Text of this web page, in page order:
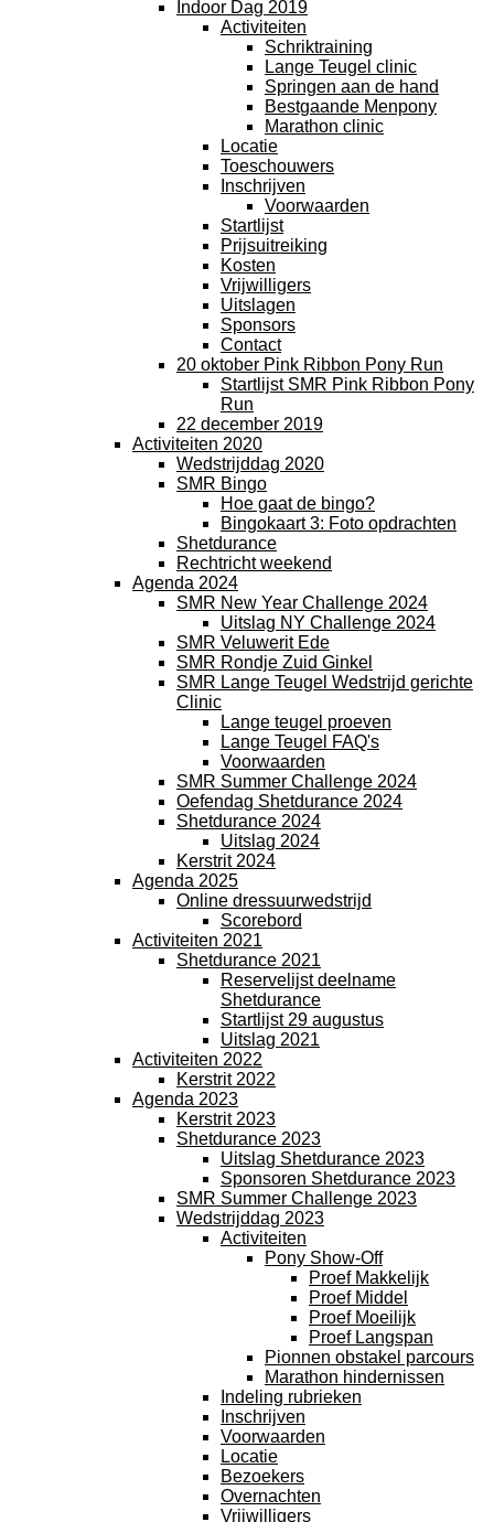
Indoor Dag 2019
Activiteiten
Schriktraining
Lange Teugel clinic
Springen aan de hand
Bestgaande Menpony
Marathon clinic
Locatie
Toeschouwers
Inschrijven
Voorwaarden
Startlijst
Prijsuitreiking
Kosten
Vrijwilligers
Uitslagen
Sponsors
Contact
20 oktober Pink Ribbon Pony Run
Startlijst SMR Pink Ribbon Pony
Run
22 december 2019
Activiteiten 2020
Wedstrijddag 2020
SMR Bingo
Hoe gaat de bingo?
Bingokaart 3: Foto opdrachten
Shetdurance
Rechtricht weekend
Agenda 2024
SMR New Year Challenge 2024
Uitslag NY Challenge 2024
SMR Veluwerit Ede
SMR Rondje Zuid Ginkel
SMR Lange Teugel Wedstrijd gerichte
Clinic
Lange teugel proeven
Lange Teugel FAQ's
Voorwaarden
SMR Summer Challenge 2024
Oefendag Shetdurance 2024
Shetdurance 2024
Uitslag 2024
Kerstrit 2024
Agenda 2025
Online dressuurwedstrijd
Scorebord
Activiteiten 2021
Shetdurance 2021
Reservelijst deelname
Shetdurance
Startlijst 29 augustus
Uitslag 2021
Activiteiten 2022
Kerstrit 2022
Agenda 2023
Kerstrit 2023
Shetdurance 2023
Uitslag Shetdurance 2023
Sponsoren Shetdurance 2023
SMR Summer Challenge 2023
Wedstrijddag 2023
Activiteiten
Pony Show-Off
Proef Makkelijk
Proef Middel
Proef Moeilijk
Proef Langspan
Pionnen obstakel parcours
Marathon hindernissen
Indeling rubrieken
Inschrijven
Voorwaarden
Locatie
Bezoekers
Overnachten
Vrijwilligers